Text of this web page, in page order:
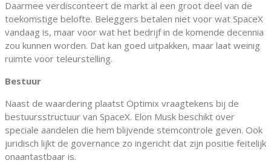
Daarmee verdisconteert de markt al een groot deel van de
toekomstige belofte. Beleggers betalen niet voor wat SpaceX
vandaag is, maar voor wat het bedrijf in de komende decennia
zou kunnen worden. Dat kan goed uitpakken, maar laat weinig
ruimte voor teleurstelling.
Bestuur
Naast de waardering plaatst Optimix vraagtekens bij de
bestuursstructuur van SpaceX. Elon Musk beschikt over
speciale aandelen die hem blijvende stemcontrole geven. Ook
juridisch lijkt de governance zo ingericht dat zijn positie feitelijk
onaantastbaar is.